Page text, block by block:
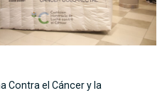
Contra el Cáncer y la